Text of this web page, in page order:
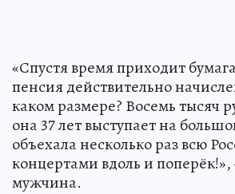
«Спустя время приходит
пенсия действительно
каком размере? Восемь тысяч
она 37 лет выступает на
объехала несколько раз всю
концертами вдоль и
мужчина.